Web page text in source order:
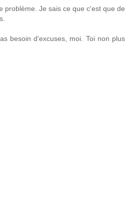
problème. Je sais ce que c'est que de
besoin d'excuses, moi. Toi non plus